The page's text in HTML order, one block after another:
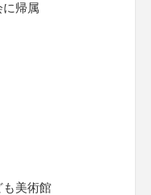
帰属
も美術館